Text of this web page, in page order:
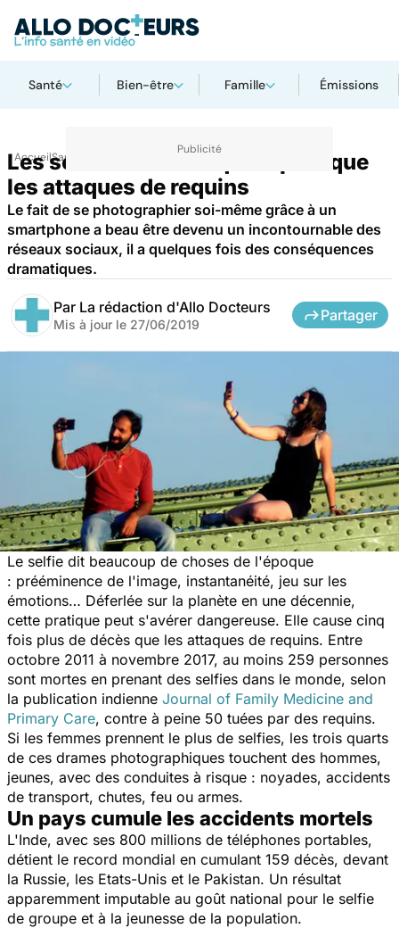
Santé Bien-être Famille Émissions
AccueilSanté
Les selfies tuent cinq fois plus que
les attaques de requins
Le fait de se photographier soi-même grâce à un
smartphone a beau être devenu un incontournable des
réseaux sociaux, il a quelques fois des conséquences
dramatiques.
Par La rédaction d'Allo Docteurs
Mis à jour le 27/06/2019
Partager
Le selfie dit beaucoup de choses de l'époque
: prééminence de l'image, instantanéité, jeu sur les
émotions… Déferlée sur la planète en une décennie,
cette pratique peut s'avérer dangereuse. Elle cause cinq
fois plus de décès que les attaques de requins. Entre
octobre 2011 à novembre 2017, au moins 259 personnes
sont mortes en prenant des selfies dans le monde, selon
la publication indienne Journal of Family Medicine and
Primary Care, contre à peine 50 tuées par des requins.
Si les femmes prennent le plus de selfies, les trois quarts
de ces drames photographiques touchent des hommes,
jeunes, avec des conduites à risque : noyades, accidents
de transport, chutes, feu ou armes.
Un pays cumule les accidents mortels
L'Inde, avec ses 800 millions de téléphones portables,
détient le record mondial en cumulant 159 décès, devant
la Russie, les Etats-Unis et le Pakistan. Un résultat
apparemment imputable au goût national pour le selfie
de groupe et à la jeunesse de la population.